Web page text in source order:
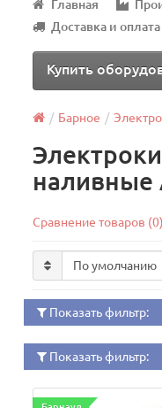
Главная
Доставка и оплата
Купить
Барное
наливные
Сравнение товаров (0)
Показать фильтр:
Показать фильтр: